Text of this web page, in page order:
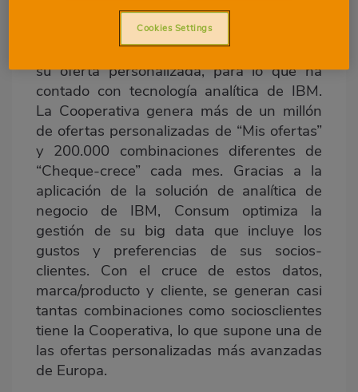
Valencia, 12 de febrero de 2016.- Consum
ha puesto en marcha una solución
tecnológica para mejorar la velocidad de
su oferta personalizada, para lo que ha
contado con tecnología analítica de IBM.
La Cooperativa genera más de un millón
de ofertas personalizadas de “Mis ofertas”
y 200.000 combinaciones diferentes de
“Cheque-crece” cada mes. Gracias a la
aplicación de la solución de analítica de
negocio de IBM, Consum optimiza la
gestión de su big data que incluye los
gustos y preferencias de sus socios-
clientes. Con el cruce de estos datos,
marca/producto y cliente, se generan casi
tantas combinaciones como sociosclientes
tiene la Cooperativa, lo que supone una de
las ofertas personalizadas más avanzadas
de Europa.
Cookies Settings